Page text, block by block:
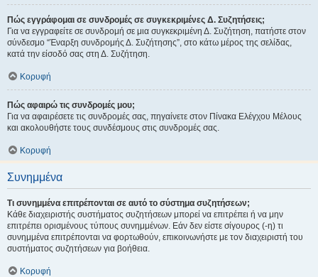
Πώς εγγράφομαι σε συνδρομές σε συγκεκριμένες Δ. Συζητήσεις;
Για να εγγραφείτε σε συνδρομή σε μια συγκεκριμένη Δ. Συζήτηση, πατήστε στον
σύνδεσμο “Έναρξη συνδρομής Δ. Συζήτησης”, στο κάτω μέρος της σελίδας,
κατά την είσοδό σας στη Δ. Συζήτηση.
Κορυφή
Πώς αφαιρώ τις συνδρομές μου;
Για να αφαιρέσετε τις συνδρομές σας, πηγαίνετε στον Πίνακα Ελέγχου Μέλους
και ακολουθήστε τους συνδέσμους στις συνδρομές σας.
Κορυφή
Συνημμένα
Τι συνημμένα επιτρέπονται σε αυτό το σύστημα συζητήσεων;
Κάθε διαχειριστής συστήματος συζητήσεων μπορεί να επιτρέπει ή να μην
επιτρέπει ορισμένους τύπους συνημμένων. Εάν δεν είστε σίγουρος (-η) τι
συνημμένα επιτρέπονται να φορτωθούν, επικοινωνήστε με τον διαχειριστή του
συστήματος συζητήσεων για βοήθεια.
Κορυφή